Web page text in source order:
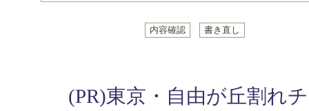
(PR)東京・自由が丘割れ